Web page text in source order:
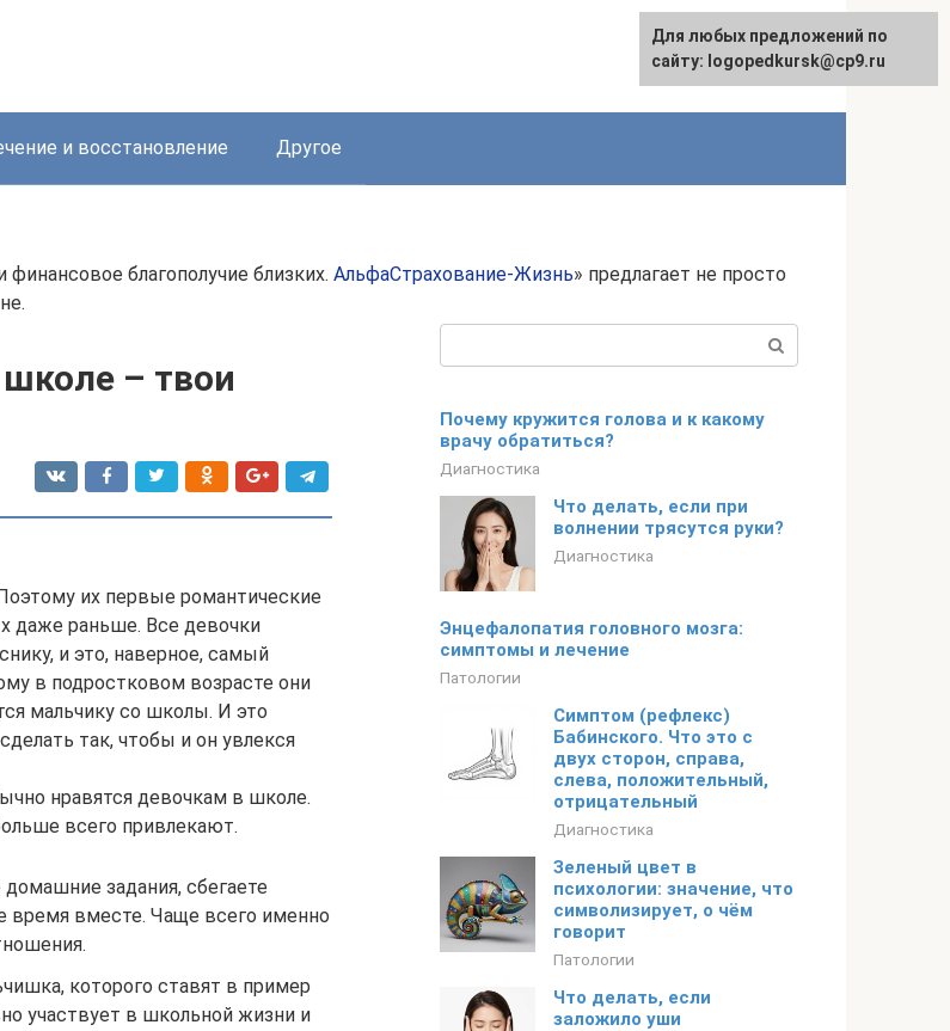
и восстановление Другое
благополучие близких. АльфаСтрахование-Жизнь» предлагает не просто
– твои
их первые романтические
даже раньше. Все девочки
и это, наверное, самый
в подростковом возрасте они
мальчику со школы. И это
так, чтобы и он увлекся
нравятся девочкам в школе.
всего привлекают.
задания, сбегаете
время вместе. Чаще всего именно
которого ставят в пример
участвует в школьной жизни и
Почему кружится голова и к какому
врачу обратиться?
Диагностика
Что делать, если при
волнении трясутся руки?
Диагностика
Энцефалопатия головного мозга:
симптомы и лечение
Патологии
Симптом (рефлекс)
Бабинского. Что это с
двух сторон, справа,
слева, положительный,
отрицательный
Диагностика
Зеленый цвет в
психологии: значение, что
символизирует, о чём
говорит
Патологии
Что делать, если
заложило уши
Для любых предложений по
сайту: logopedkursk@cp9.ru